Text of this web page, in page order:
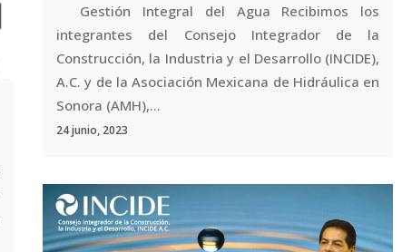
Gestión Integral del Agua Recibimos los
integrantes del Consejo Integrador de la
Construcción, la Industria y el Desarrollo (INCIDE),
A.C. y de la Asociación Mexicana de Hidráulica en
Sonora (AMH),...
24 junio, 2023